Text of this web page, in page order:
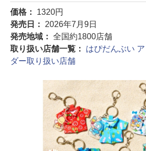
価格： 1320円
発売日： 2026年7月9日
発売地域： 全国約1800店舗
取り扱い店舗一覧： はぴだんぶい
ダー取り扱い店舗